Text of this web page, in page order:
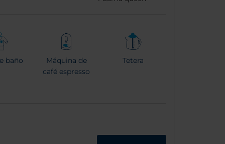
baño
Máquina de
café espresso
Tetera